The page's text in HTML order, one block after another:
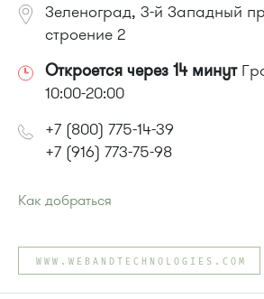
Зеленоград, 3-й Западный
строение 2
Откроется через 14 минут
10:00-20:00
+7 (800) 775-14-39
+7 (916) 773-75-98
Как добраться
Автобусы № 3, 7, 13, 30
или до остановки"Западная":
Автобусы № 7, 13, 30, 3
WWW.WEBANDTECHNOLOGIES.COM